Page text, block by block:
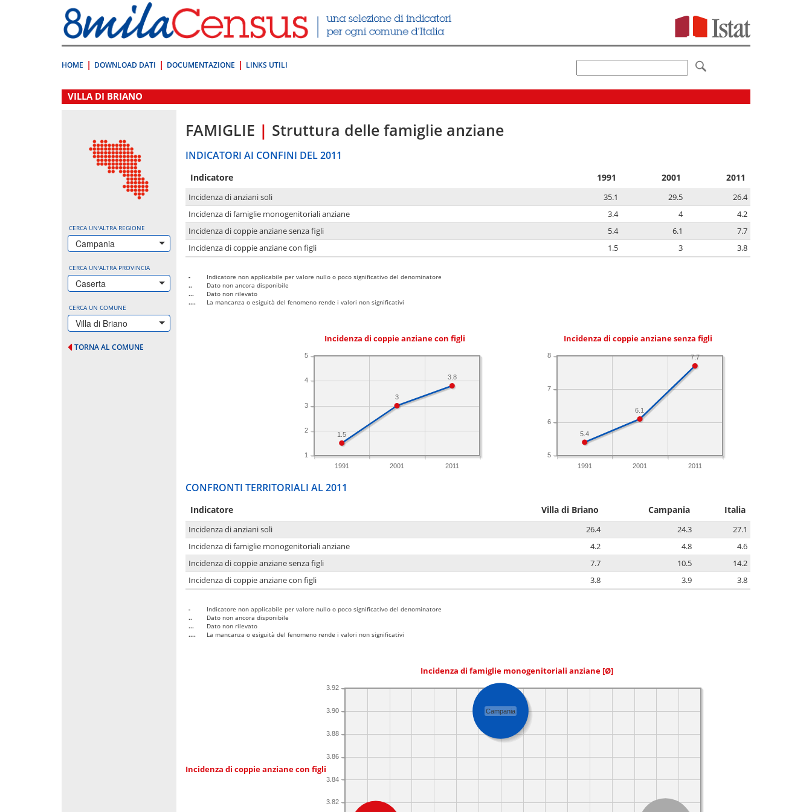
direttamente
a:
Contenuto
HOME DOWNLOAD DATI DOCUMENTAZIONE LINKS UTILI
.
VILLA DI BRIANO
CERCA UN'ALTRA REGIONE
Campania
CERCA UN'ALTRA PROVINCIA
Caserta
CERCA UN COMUNE
Villa di Briano
TORNA AL COMUNE
FAMIGLIE | Struttura delle famiglie anziane
INDICATORI AI CONFINI DEL 2011
Indicatore 1991 2001 2011
Incidenza di anziani soli 35.1 29.5
26.4
Incidenza di famiglie monogenitoriali anziane
3.4 4
4.2
Incidenza di coppie anziane senza figli
5.4 6.1
7.7
Incidenza di coppie anziane con figli
1.5 3 3.8
-
Indicatore non applicabile per valore nullo o poco significativo del denominatore
..
Dato non ancora disponibile
...
Dato non rilevato
....
La mancanza o esiguità del fenomeno rende i valori non significativi
Incidenza di coppie anziane con figli
1991 2001 2011
1
2
3
4
5
3.8
3
1.5
Incidenza di coppie anziane senza figli
1991 2001 2011
5
6
7
8 7.7
6.1
5.4
CONFRONTI TERRITORIALI AL 2011
Indicatore Villa di Briano Campania Italia
Incidenza di anziani soli 26.4 24.3
27.1
Incidenza di famiglie monogenitoriali anziane
4.2 4.8
4.6
Incidenza di coppie anziane senza figli
7.7 10.5
14.2
Incidenza di coppie anziane con figli
3.8 3.9 3.8
-
Indicatore non applicabile per valore nullo o poco significativo del denominatore
..
Dato non ancora disponibile
...
Dato non rilevato
....
La mancanza o esiguità del fenomeno rende i valori non significativi
Incidenza di famiglie monogenitoriali anziane [Ø]
Incidenza di coppie anziane con figli
3.82
3.84
3.86
3.88
3.90
3.92
Campania